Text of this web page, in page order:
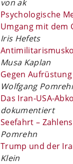
von ak
Psychologische
Umgang mit dem
Iris Hefets
Musa Kaplan
Gegen
Wolfgang
Das Iran-USA-
dokumentiert
Seefahrt –
Pomrehn
Trump und der
Klein